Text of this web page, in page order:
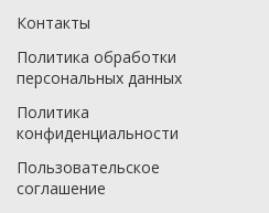
Контакты
Политика обработки
персональных данных
Политика
конфиденциальности
Пользовательское
соглашение